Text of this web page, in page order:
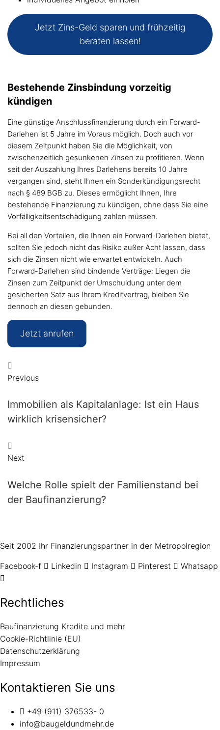
Jetzt Zins-Geld sparen und frühzeitig
beraten lassen!
Bestehende Zinsbindung vorzeitig
kündigen
Eine günstige Anschlussfinanzierung durch ein Forward-
Darlehen ist 5 Jahre im Voraus möglich. Doch auch vor
diesem Zeitpunkt haben Sie die Möglichkeit, von
zwischenzeitlich gesunkenen Zinsen zu profitieren. Wenn
seit der Auszahlung Ihres Darlehens bereits 10 Jahre
vergangen sind, steht Ihnen ein Sonderkündigungsrecht
nach § 489 BGB zu. Dieses ermöglicht Ihnen, Ihre
bestehende Finanzierung zu kündigen, ohne dass Sie eine
Vorfälligkeitsentschädigung zahlen müssen.
Bei all den Vorteilen, die Ihnen ein Forward-Darlehen bietet,
sollten Sie jedoch nicht das Risiko außer Acht lassen, dass
sich die Zinsen nicht wie erwartet entwickeln. Auch
Forward-Darlehen sind bindende Verträge: Liegen die
Zinsen zum Zeitpunkt der Umschuldung unter dem
gesicherten Satz aus Ihrem Kreditvertrag, bleiben Sie
dennoch an diesen gebunden.
Jetzt anrufen
Beitragsnavigation
Previous
Previous
Immobilien als Kapitalanlage: Ist ein Haus
wirklich krisensicher?
Next
Next
Welche Rolle spielt der Familienstand bei
der Baufinanzierung?
Seit 2002 Ihr Finanzierungspartner in der Metropolregion
Facebook-f Linkedin Instagram Pinterest Whatsapp
Rechtliches
Baufinanzierung Kredite und mehr
Cookie-Richtlinie (EU)
Datenschutzerklärung
Impressum
Kontaktieren Sie uns
+49 (911) 376533- 0
info@baugeldundmehr.de